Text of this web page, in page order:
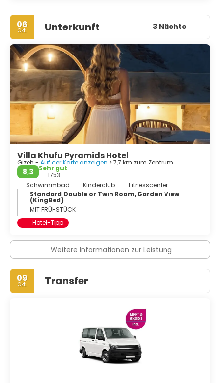
06
Okt. Unterkunft 3 Nächte
Villa Khufu Pyramids Hotel
Gizeh - Auf der Karte anzeigen > 7,7 km zum Zentrum
8,3
Sehr gut
1753
Schwimmbad
Kinderclub
Fitnesscenter
Standard Double or Twin Room, Garden View
(KingBed)
MIT FRÜHSTÜCK
Hotel-Tipp
Weitere Informationen zur Leistung
09
Okt. Transfer